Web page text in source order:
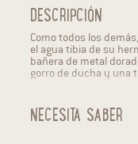
DESCRIPCIÓN
Como todos los
el agua tibia de su
bañera de metal
gorro de ducha y una
NECESITA SABER